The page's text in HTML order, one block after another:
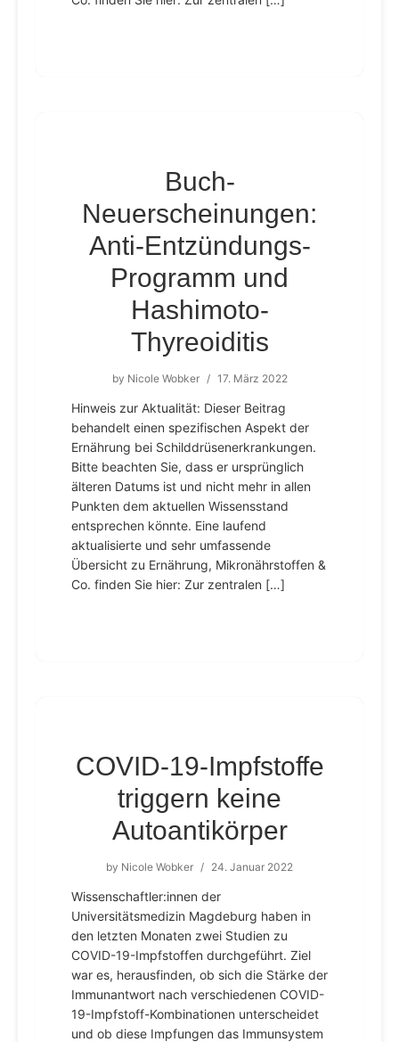
Buch-
Neuerscheinungen:
Anti-Entzündungs-
Programm und
Hashimoto-
Thyreoiditis
by Nicole Wobker / 17. März 2022
Hinweis zur Aktualität: Dieser Beitrag
behandelt einen spezifischen Aspekt der
Ernährung bei Schilddrüsenerkrankungen.
Bitte beachten Sie, dass er ursprünglich
älteren Datums ist und nicht mehr in allen
Punkten dem aktuellen Wissensstand
entsprechen könnte. Eine laufend
aktualisierte und sehr umfassende
Übersicht zu Ernährung, Mikronährstoffen &
Co. finden Sie hier: Zur zentralen […]
COVID-19-Impfstoffe
triggern keine
Autoantikörper
by Nicole Wobker / 24. Januar 2022
Wissenschaftler:innen der
Universitätsmedizin Magdeburg haben in
den letzten Monaten zwei Studien zu
COVID-19-Impfstoffen durchgeführt. Ziel
war es, herausfinden, ob sich die Stärke der
Immunantwort nach verschiedenen COVID-
19-Impfstoff-Kombinationen unterscheidet
und ob diese Impfungen das Immunsystem